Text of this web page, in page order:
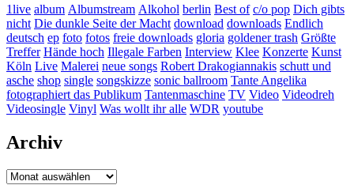
1live album Albumstream Alkohol berlin Best of c/o pop Dich gibts
nicht Die dunkle Seite der Macht download downloads Endlich
deutsch ep foto fotos freie downloads gloria goldener trash Größte
Treffer Hände hoch Illegale Farben Interview Klee Konzerte Kunst
Köln Live Malerei neue songs Robert Drakogiannakis schutt und
asche shop single songskizze sonic ballroom Tante Angelika
fotographiert das Publikum Tantenmaschine TV Video Videodreh
Videosingle Vinyl Was wollt ihr alle WDR youtube
Archiv
Archiv